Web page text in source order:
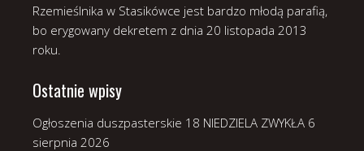
Rzemieślnika w Stasikówce jest bardzo młodą parafią,
bo erygowany dekretem z dnia 20 listopada 2013
roku.
Ostatnie wpisy
Ogłoszenia duszpasterskie 18 NIEDZIELA ZWYKŁA 6
sierpnia 2026